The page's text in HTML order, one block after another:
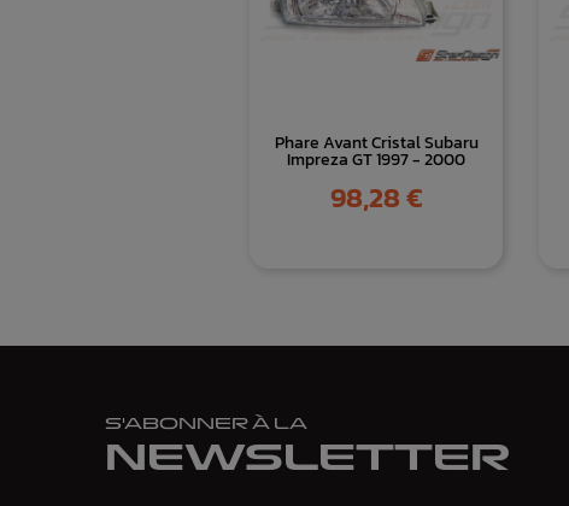
Phare Avant Cristal Subaru
Impreza GT 1997 - 2000
Prix
98,28 €
S'ABONNER À LA
NEWSLETTER